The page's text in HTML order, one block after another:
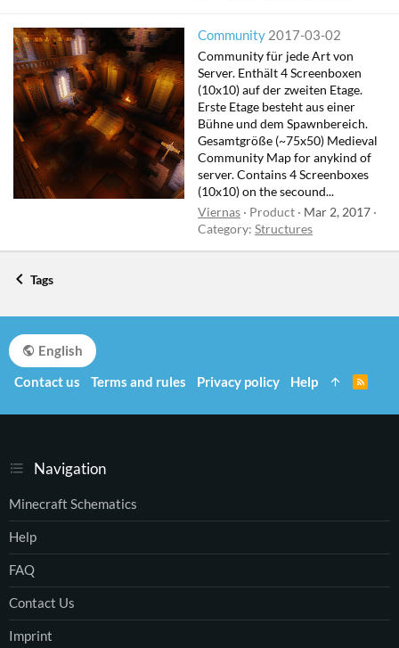
Community 2017-03-02
Community für jede Art von
Server. Enthält 4 Screenboxen
(10x10) auf der zweiten Etage.
Erste Etage besteht aus einer
Bühne und dem Spawnbereich.
Gesamtgröße (~75x50) Medieval
Community Map for anykind of
server. Contains 4 Screenboxes
(10x10) on the secound...
Viernas
Product
Mar 2, 2017
Category: Structures
Tags
Navigation
Minecraft Schematics
Help
FAQ
Contact Us
Imprint
English
Contact us
Terms and rules Privacy policy Help
S